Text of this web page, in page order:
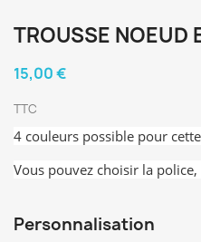
TROUSSE NOEUD
15,00 €
TTC
4 couleurs possible pour
Vous pouvez choisir la
Personnalisation